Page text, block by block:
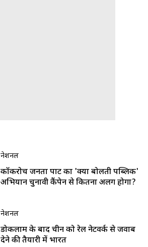
नेशनल
कॉकरोच जनता पार्टी का 'क्या बोलती पब्लिक'
अभियान चुनावी कैंपेन से कितना अलग होगा?
नेशनल
डोकलाम के बाद चीन को रेल नेटवर्क से जवाब
देने की तैयारी में भारत